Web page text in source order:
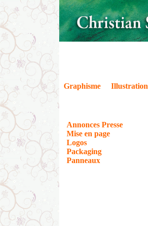
Graphisme Illustration
Annonces Presse
Mise en page
Logos
Packaging
Panneaux